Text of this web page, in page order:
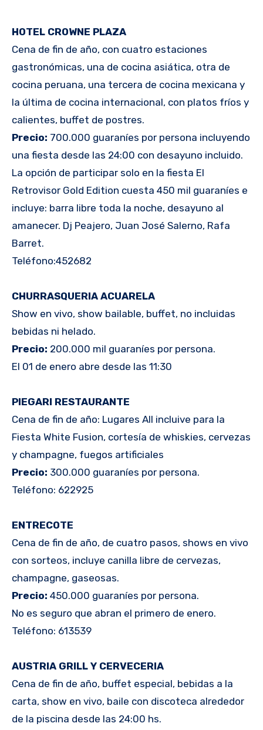
HOTEL CROWNE PLAZA
Cena de fin de año, con cuatro estaciones
gastronómicas, una de cocina asiática, otra de
cocina peruana, una tercera de cocina mexicana y
la última de cocina internacional, con platos fríos y
calientes, buffet de postres.
Precio: 700.000 guaraníes por persona incluyendo
una fiesta desde las 24:00 con desayuno incluido.
La opción de participar solo en la fiesta El
Retrovisor Gold Edition cuesta 450 mil guaraníes e
incluye: barra libre toda la noche, desayuno al
amanecer. Dj Peajero, Juan José Salerno, Rafa
Barret.
Teléfono:452682
CHURRASQUERIA ACUARELA
Show en vivo, show bailable, buffet, no incluidas
bebidas ni helado.
Precio: 200.000 mil guaraníes por persona.
El 01 de enero abre desde las 11:30
PIEGARI RESTAURANTE
Cena de fin de año: Lugares All incluive para la
Fiesta White Fusion, cortesía de whiskies, cervezas
y champagne, fuegos artificiales
Precio: 300.000 guaraníes por persona.
Teléfono: 622925
ENTRECOTE
Cena de fin de año, de cuatro pasos, shows en vivo
con sorteos, incluye canilla libre de cervezas,
champagne, gaseosas.
Precio: 450.000 guaraníes por persona.
No es seguro que abran el primero de enero.
Teléfono: 613539
AUSTRIA GRILL Y CERVECERIA
Cena de fin de año, buffet especial, bebidas a la
carta, show en vivo, baile con discoteca alrededor
de la piscina desde las 24:00 hs.